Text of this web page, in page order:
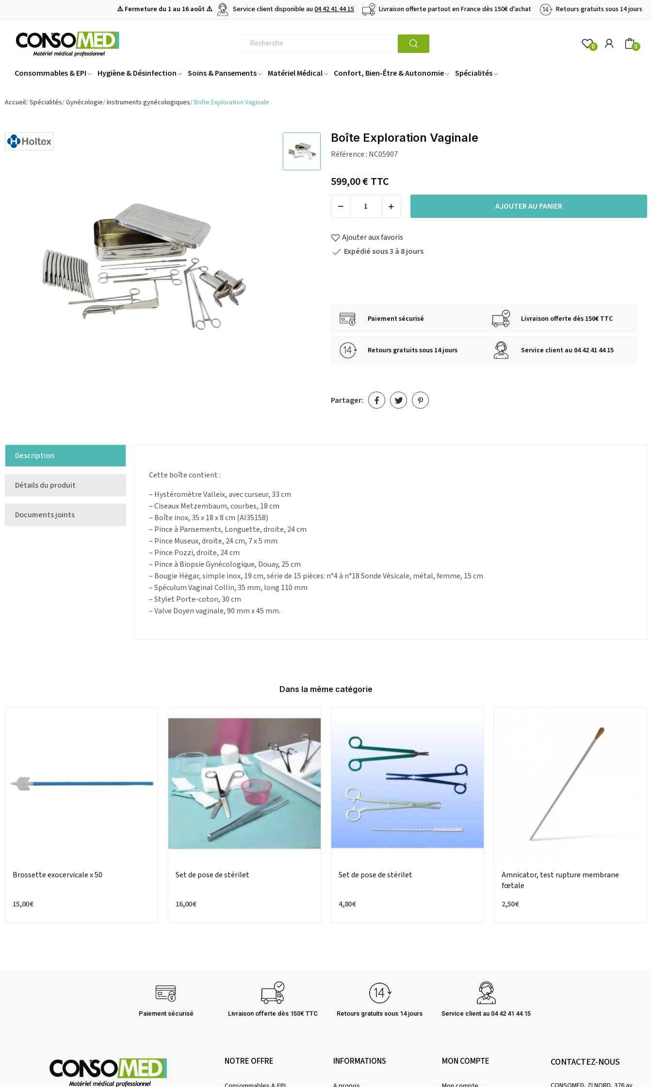
⚠️ Fermeture du 1 au 16 août ⚠️ Service client disponible au04 42 41 44 15 Livraison offerte partout en France dès 150€ d'achat Retours gratuits sous 14 jours
0 0
Consommables & EPI Hygiène & Désinfection Soins & Pansements Matériel Médical Confort, Bien-Être & Autonomie Spécialités
Accueil Spécialités Gynécologie Instruments gynécologiques Boîte Exploration Vaginale
Boîte Exploration Vaginale
Référence : NC05907
599,00 €TTC
AJOUTER AU PANIER
Ajouter aux favoris
 Expédié sous 3 à 8 jours
Paiement sécurisé Livraison offerte dès 150€ TTC
Retours gratuits sous 14 jours Service client au 04 42 41 44 15
Partager:
Description
Détails du produit
Documents joints
Cette boîte contient :
– Hystéromètre Valleix, avec curseur, 33 cm
– Ciseaux Metzembaum, courbes, 18 cm
– Boîte inox, 35 x 18 x 8 cm (AI35158)
– Pince à Pansements, Longuette, droite, 24 cm
– Pince Museux, droite, 24 cm, 7 x 5 mm
– Pince Pozzi, droite, 24 cm
– Pince à Biopsie Gynécologique, Douay, 25 cm
– Bougie Hégar, simple inox, 19 cm, série de 15 pièces: n°4 à n°18 Sonde Vésicale, métal, femme, 15 cm
– Spéculum Vaginal Collin, 35 mm, long 110 mm
– Stylet Porte-coton, 30 cm
– Valve Doyen vaginale, 90 mm x 45 mm.
Dans la même catégorie
Brossette exocervicale x 50
15,00 €
Set de pose de stérilet
16,00 €
Set de pose de stérilet
4,80 €
Amnicator, test rupture membrane
fœtale
2,50 €
Paiement sécurisé Livraison offerte dès 150€ TTC Retours gratuits sous 14 jours Service client au 04 42 41 44 15
NOTRE OFFRE INFORMATIONS MON COMPTE CONTACTEZ-NOUS